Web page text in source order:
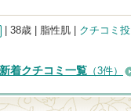
| 38歳 | 脂性肌 | クチコミ投
新着クチコミ一覧 （3件）